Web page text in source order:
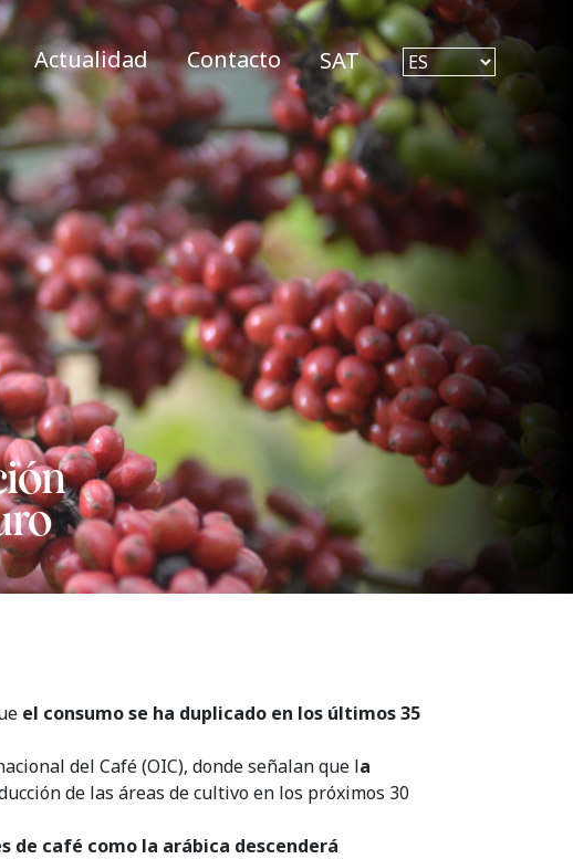
Actualidad Contacto SAT
el consumo se ha duplicado en los últimos 35
del Café (OIC), donde señalan que la
de las áreas de cultivo en los próximos 30
de café como la arábica descenderá